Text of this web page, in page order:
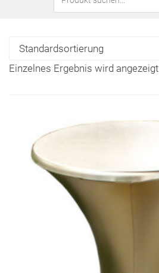
Einzelnes Ergebnis wird angezeigt